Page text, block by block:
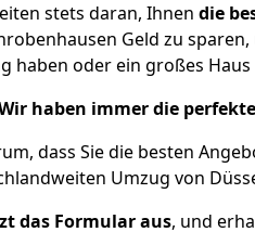
stets daran, Ihnen die
Geld zu
haben oder ein großes
haben immer die
dass Sie die besten
Umzug von
das Formular aus, und